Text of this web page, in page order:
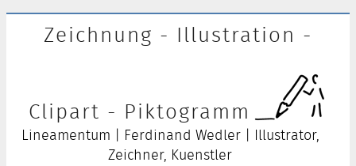
Zeichnung - Illustration -
Clipart - Piktogramm
Lineamentum | Ferdinand Wedler | Illustrator,
Zeichner, Kuenstler